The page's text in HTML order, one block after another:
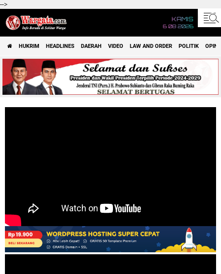
-->
KAMIS
6 08 2026
HUKRIM HEADLINES DAERAH VIDEO LAW AND ORDER POLITIK OPINI